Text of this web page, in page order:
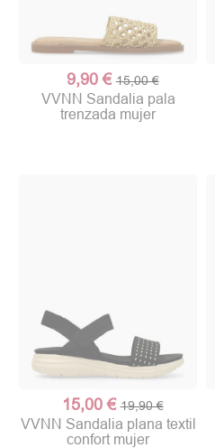
9,90 € 15,00 €
VVNN Sandalia pala
trenzada mujer
15,00 € 19,90 €
VVNN Sandalia plana textil
confort mujer